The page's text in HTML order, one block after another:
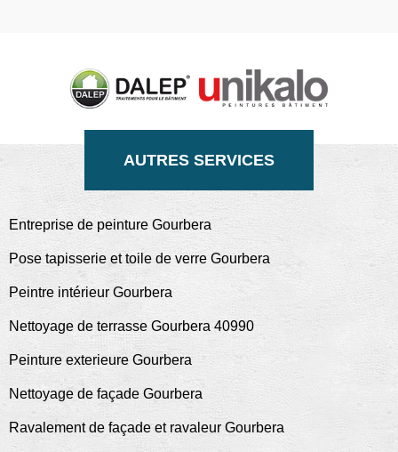
AUTRES SERVICES
Entreprise de peinture Gourbera
Pose tapisserie et toile de verre Gourbera
Peintre intérieur Gourbera
Nettoyage de terrasse Gourbera 40990
Peinture exterieure Gourbera
Nettoyage de façade Gourbera
Ravalement de façade et ravaleur Gourbera